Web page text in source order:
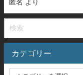
匿名 より
カテゴリー